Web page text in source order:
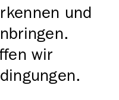
und
wir